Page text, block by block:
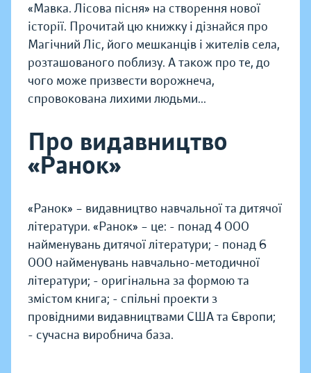
«Мавка. Лісова пісня» на створення нової
історії. Прочитай цю книжку і дізнайся про
Магічний Ліс, його мешканців і жителів села,
розташованого поблизу. А також про те, до
чого може призвести ворожнеча,
спровокована лихими людьми...
Про видавництво
«Ранок»
«Ранок» – видавництво навчальної та дитячої
літератури. «Ранок» – це: - понад 4 000
найменувань дитячої літератури; - понад 6
000 найменувань навчально-методичної
літератури; - оригінальна за формою та
змістом книга; - спільні проекти з
провідними видавництвами США та Європи;
- сучасна виробнича база.